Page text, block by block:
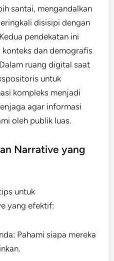
santai, mengandalkan
disisipi dengan
pendekatan ini
dan demografis
ruang digital saat
untuk
kompleks menjadi
agar informasi
oleh publik luas.
Narrative yang
untuk
yang efektif:
Pahami siapa mereka